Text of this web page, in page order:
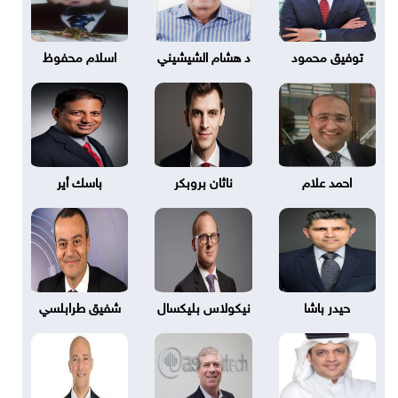
توفيق محمود د هشام الشيشيني اسلام محفوظ
احمد علام ناثان بروبكر باسك أير
حيدر باشا نيكولاس بليكسال شفيق طرابلسي